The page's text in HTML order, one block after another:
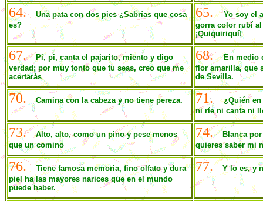
64.
Una pata con dos pies ¿Sabrías que cosa
es?
65.
Yo soy el
gorra color rubí
¡Quiquiriquí!
67.
Pi, pi, canta el pajarito, miento y digo
verdad; por muy tonto que tu seas, creo que me
acertarás
68.
En medio
flor amarilla, que
de Sevilla.
70. Camina con la cabeza y no tiene pereza. 71.
¿Quién
ni ríe ni canta ni
73.
Alto, alto, como un pino y pese menos
que un comino
74.
Blanca
quieres saber mi
76.
Tiene famosa memoria, fino olfato y dura
piel ha las mayores narices que en el mundo
puede haber.
77. Y lo es, y